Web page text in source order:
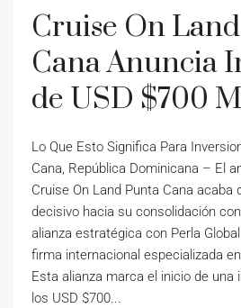
Cruise On
Cana Anuncia
de USD $700
Lo Que Esto Significa Para
Cana, República Dominicana – El
Cruise On Land Punta Cana acaba
decisivo hacia su consolidación
alianza estratégica con Perla
firma internacional especializada
Esta alianza marca el inicio de una
los USD $700...